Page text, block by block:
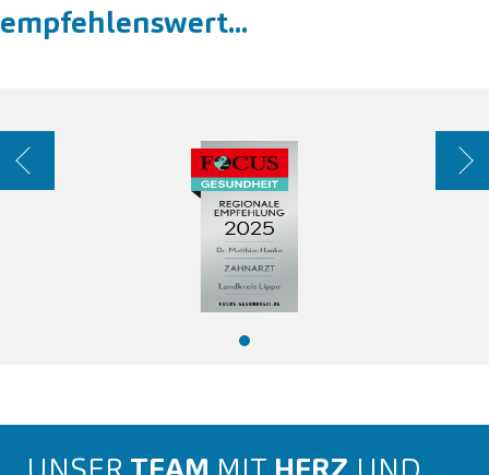
empfehlenswert...